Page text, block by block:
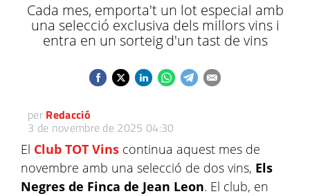
Cada mes, emporta't un lot especial amb
una selecció exclusiva dels millors vins i
entra en un sorteig d'un tast de vins
per Redacció
3 de novembre de 2025 04:30
El Club TOT Vins continua aquest mes de
novembre amb una selecció de dos vins, Els
Negres de Finca de Jean Leon. El club, en